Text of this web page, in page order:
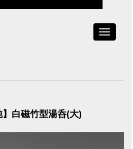
Toggle
】白磁竹型湯呑(大)